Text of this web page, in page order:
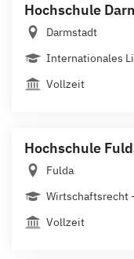
Hochschule
Darmstadt
Internationales
Vollzeit
Hochschule
Fulda
Wirtschaftsrecht
Vollzeit